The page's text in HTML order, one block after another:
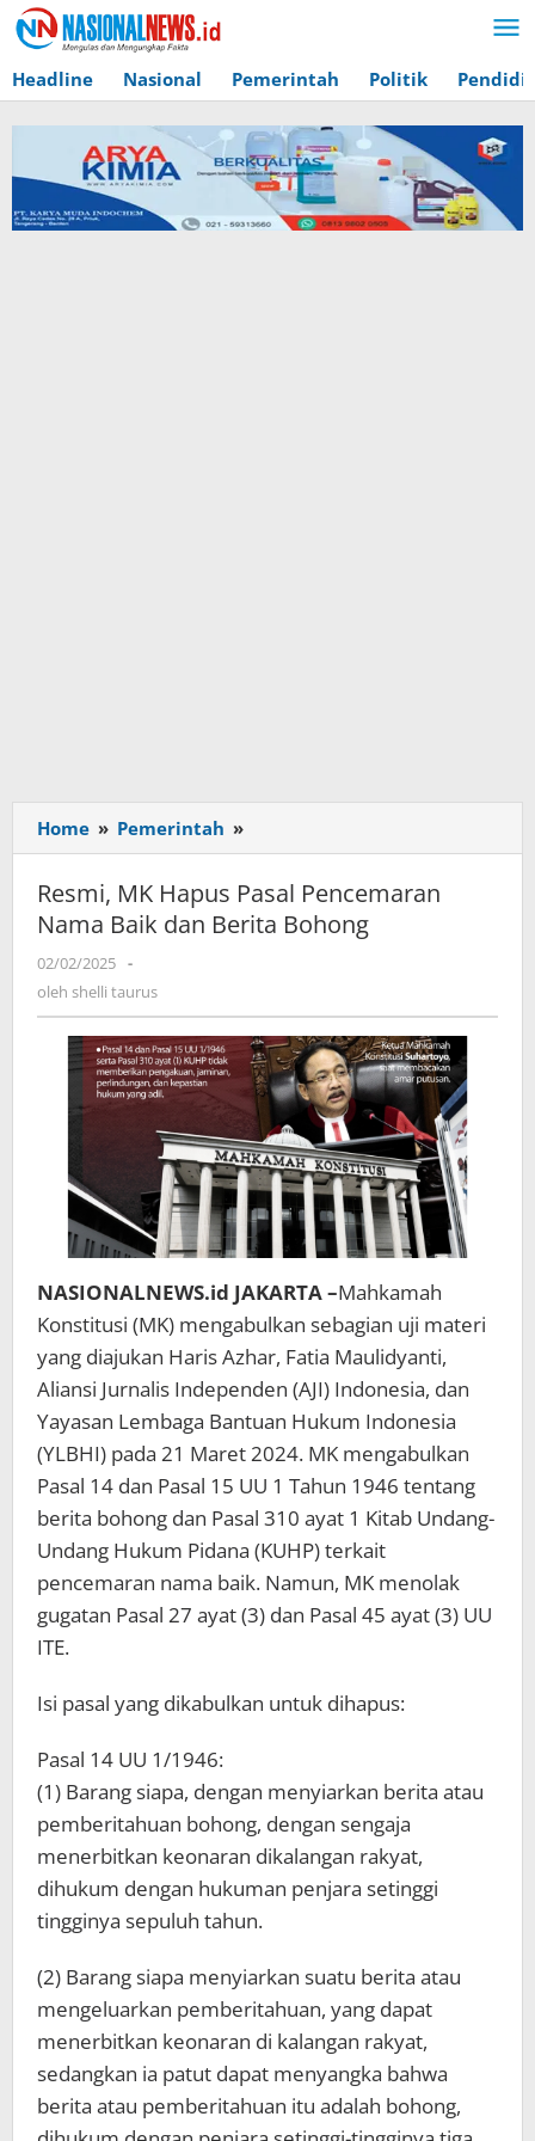
Lewati
ke
konten
Headline Nasional Pemerintah Politik
Home » Pemerintah »
MK
Hapus
Pasal
Pencemaran
dan
Berita
Bohong
Resmi, MK Hapus Pasal Pencemaran
Nama Baik dan Berita Bohong
02/02/2025 oleh
shelli
-
oleh shelli taurus
NASIONALNEWS.id JAKARTA –Mahkamah
Konstitusi (MK) mengabulkan sebagian uji materi
yang diajukan Haris Azhar, Fatia Maulidyanti,
Aliansi Jurnalis Independen (AJI) Indonesia, dan
Yayasan Lembaga Bantuan Hukum Indonesia
(YLBHI) pada 21 Maret 2024. MK mengabulkan
Pasal 14 dan Pasal 15 UU 1 Tahun 1946 tentang
berita bohong dan Pasal 310 ayat 1 Kitab Undang-
Undang Hukum Pidana (KUHP) terkait
pencemaran nama baik. Namun, MK menolak
gugatan Pasal 27 ayat (3) dan Pasal 45 ayat (3) UU
ITE.
Isi pasal yang dikabulkan untuk dihapus:
Pasal 14 UU 1/1946:
(1) Barang siapa, dengan menyiarkan berita atau
pemberitahuan bohong, dengan sengaja
menerbitkan keonaran dikalangan rakyat,
dihukum dengan hukuman penjara setinggi
tingginya sepuluh tahun.
(2) Barang siapa menyiarkan suatu berita atau
mengeluarkan pemberitahuan, yang dapat
menerbitkan keonaran di kalangan rakyat,
sedangkan ia patut dapat menyangka bahwa
berita atau pemberitahuan itu adalah bohong,